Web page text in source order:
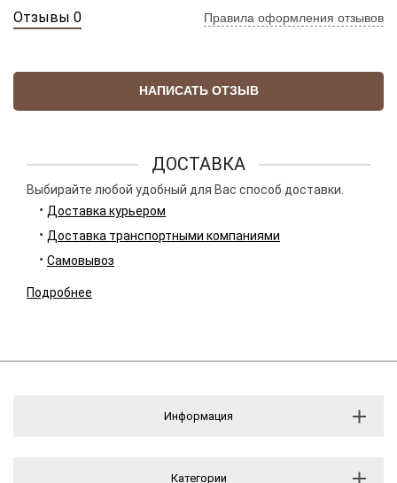
Отзывы 0 Правила оформления отзывов
НАПИСАТЬ ОТЗЫВ
ДОСТАВКА
Выбирайте любой удобный для Вас способ доставки.
Доставка курьером
Доставка транспортными компаниями
Самовывоз
Подробнее
Информация
Категории